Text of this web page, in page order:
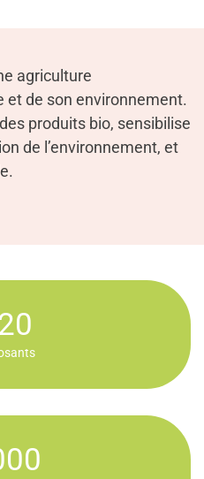
agriculture
et de son environnement.
produits bio, sensibilise
de l’environnement, et